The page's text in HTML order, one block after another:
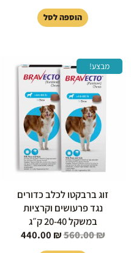
הוספה לסל
מבצע!
זוג ברבקטו לכלב כדורים
נגד פרעושים וקרציות
במשקל 20-40 ק״ג
560.00₪
המחיר
המקורי
היה:
560.00 ₪.
440.00 ₪
המחיר
הנוכחי